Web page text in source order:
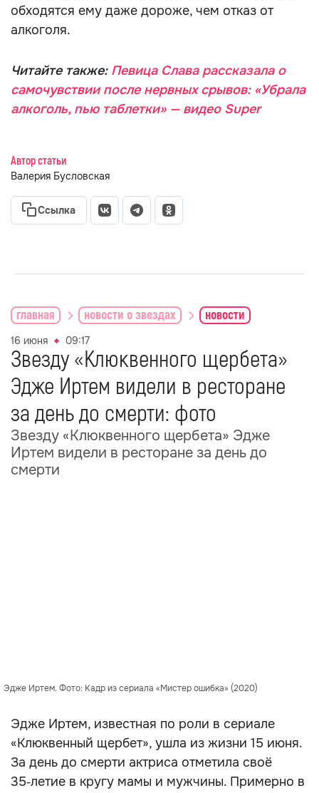
обходятся ему даже дороже, чем отказ от
алкоголя.
Читайте также: Певица Слава рассказала о
самочувствии после нервных срывов: «Убрала
алкоголь, пью таблетки» — видео Super
Автор статьи
Валерия Бусловская
Ссылка
главная новости о звездах новости
16 июня 09:17
Звезду «Клюквенного щербета»
Эдже Иртем видели в ресторане
за день до смерти: фото
Звезду «Клюквенного щербета» Эдже
Иртем видели в ресторане за день до
смерти
Эдже Иртем. Фото: Кадр из сериала «Мистер ошибка» (2020)
Эдже Иртем, известная по роли в сериале
«Клюквенный щербет», ушла из жизни 15 июня.
За день до смерти актриса отметила своё
35‑летие в кругу мамы и мужчины. Примерно в